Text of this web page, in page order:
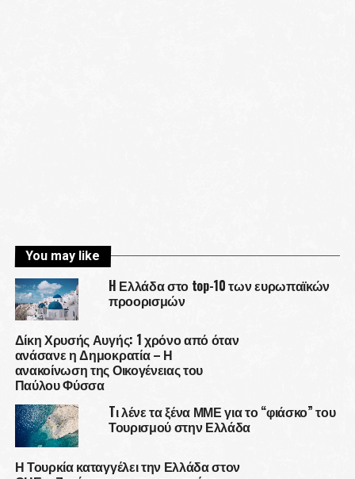
You may like
H Ελλάδα στο top-10 των ευρωπαϊκών
προορισμών
Δίκη Χρυσής Αυγής: 1 χρόνο από όταν
ανάσανε η Δημοκρατία – Η
ανακοίνωση της Οικογένειας του
Παύλου Φύσσα
Tι λένε τα ξένα ΜΜΕ για το “φιάσκο” του
Τουρισμού στην Ελλάδα
Η Τουρκία καταγγέλει την Ελλάδα στον